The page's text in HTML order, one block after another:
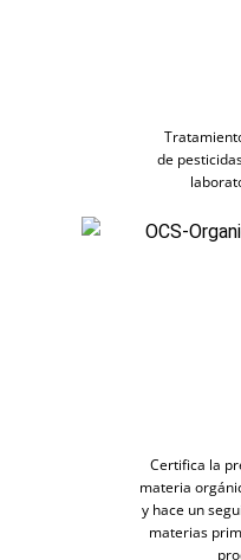
de
Certifica la
materia
y hace un
materias